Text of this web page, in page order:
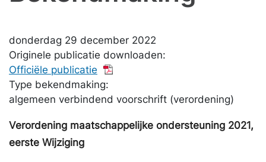
donderdag 29 december 2022
Originele publicatie downloaden:
Officiële publicatie
Type bekendmaking:
algemeen verbindend voorschrift (verordening)
Verordening maatschappelijke ondersteuning 2021,
eerste Wijziging